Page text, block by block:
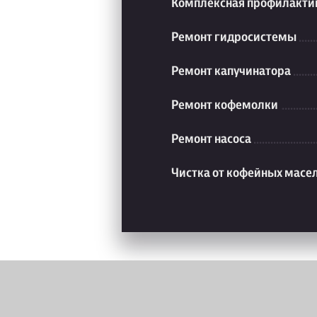
Комплексная
Ремонт гидросистемы
Ремонт капучинатора
Ремонт кофемолки
Ремонт насоса
Чистка от кофейных